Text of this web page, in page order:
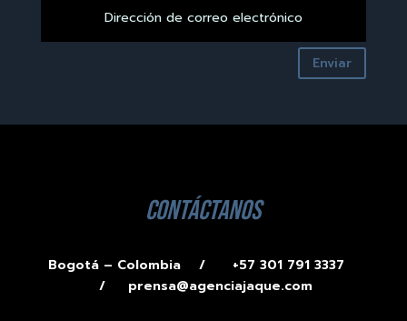
Enviar
contáctanos
Bogotá – Colombia /
+57 301 791 3337
/ prensa@agenciajaque.com